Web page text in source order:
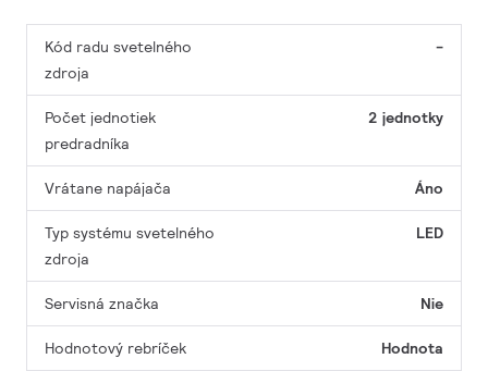
Kód radu svetelného
zdroja
-
Počet jednotiek
predradníka
2 jednotky
Vrátane napájača Áno
Typ systému svetelného
zdroja
LED
Servisná značka Nie
Hodnotový rebríček Hodnota